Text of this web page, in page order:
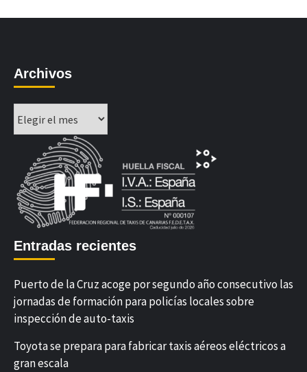
Archivos
Entradas recientes
Puerto de la Cruz acoge por segundo año consecutivo las
jornadas de formación para policías locales sobre
inspección de auto-taxis
Toyota se prepara para fabricar taxis aéreos eléctricos a
gran escala